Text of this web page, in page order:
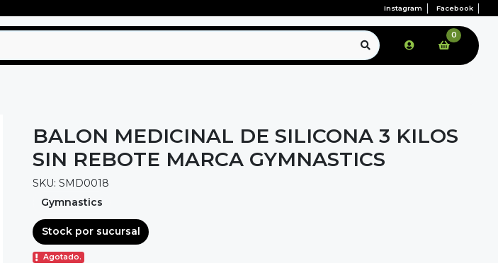
Instagram Facebook
0
BALON MEDICINAL DE SILICONA 3 KILOS
SIN REBOTE MARCA GYMNASTICS
SKU: SMD0018
Gymnastics
Stock por sucursal
Agotado.